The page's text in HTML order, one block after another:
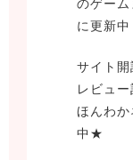
のゲー
に更新中
サイト
レビュ
ほんわ
中★